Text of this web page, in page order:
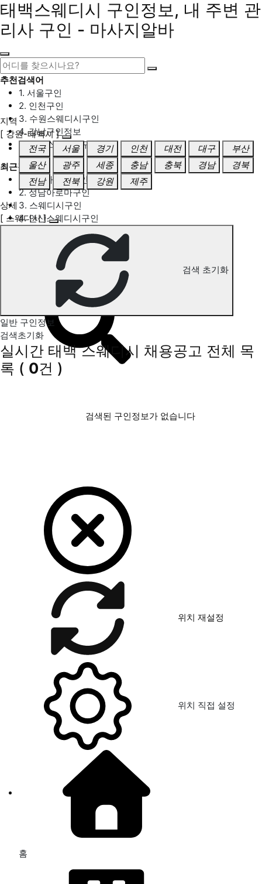
태백스웨디시 구인정보, 내 주변 관
리사 구인 - 마사지알바
추천검색어
1. 서울구인
2. 인천구인
3. 수원스웨디시구인
4. 강남구인정보
5. 동탄스웨디시구인
최근검색어
1. 일산마사지구인
2. 성남아로마구인
3. 스웨디시구인
4. 안산스웨디시구인
태백 스웨디시 구인정보
지역
[ 강원-태백시 ]
전국
서울 경기 인천 대전 대구
부산
울산
광주 세종 충남 충북 경남
경북
전남
전북 강원 제주
상세
[ 스웨디시 ]
검색 초기화
일반 구인정보
검색초기화
실시간 태백 스웨디시 채용공고 전체 목
록 ( 0건 )
검색된 구인정보가 없습니다
위치 재설정
위치 직접 설정
홈